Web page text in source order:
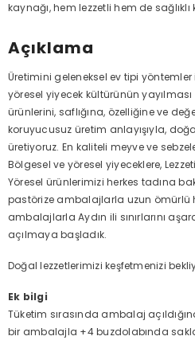
kaynağı, hem lezzetli hem de sağlıklı
Açıklama
Üretimini geleneksel ev tipi
yöresel yiyecek kültürünün
ürünlerini, saflığına, özelliğine ve
koruyucusuz üretim anlayışıyla,
üretiyoruz. En kaliteli meyve ve
Bölgesel ve yöresel yiyeceklere,
Yöresel ürünlerimizi herkes tadına
pastörize ambalajlarla uzun ömürlü
ambalajlarla Aydın ili sınırlarını
açılmaya başladık.
Doğal lezzetlerimizi keşfetmenizi
Ek bilgi
Tüketim sırasında ambalaj
bir ambalajla +4 buzdolabında